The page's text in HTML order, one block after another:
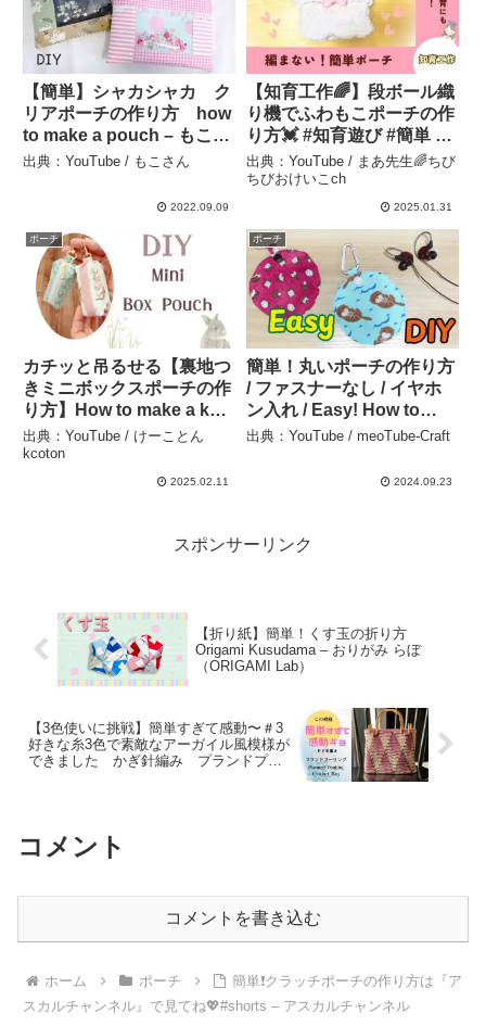
【簡単】シャカシャカ ク
リアポーチの作り方 how
to make a pouch – もこさ
ん
出典：YouTube / もこさん
2022.09.09
【知育工作🌈】段ボール織
り機でふわもこポーチの作
り方💓 #知育遊び #簡単 #
手作り #可愛い #工作
@maa_chiiku_asobi – ま
あ先生🌈ちびちびおけいこ
出典：YouTube / まあ先生🌈ちび
ちびおけいこch
2025.01.31
ポーチ
カチッと吊るせる【裏地つ
きミニボックスポーチの作
り方】How to make a key
holder box pouch 一枚布
で作る 商用OK – けーこ
出典：YouTube / けーことん
kcoton
2025.02.11
ポーチ
簡単！丸いポーチの作り方
/ ファスナーなし / イヤホ
ン入れ / Easy! How to
make a round pouch / No
出典：YouTube / meoTube-Craft
2024.09.23
スポンサーリンク
【折り紙】簡単！くす玉の折り方
Origami Kusudama – おりがみ らぼ
（ORIGAMI Lab）
【3色使いに挑戦】簡単すぎて感動〜＃3
好きな糸3色で素敵なアーガイル風模様が
できました かぎ針編み プランドプー
コメント
コメントを書き込む
ホーム ポーチ
簡単❗️クラッチポーチの作り方は『ア
スカルチャンネル』で見てね💖#shorts – アスカルチャンネル